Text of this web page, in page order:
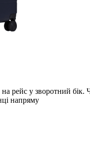
рейс у зворотний
напряму